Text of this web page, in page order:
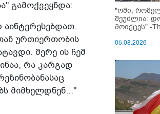
გამოქვეყნდა:
აინტერესებდათ.
ურთიერთობის
მერე ის ჩემ
რა კარგად
მიმხელდნენ..."
"ომი,
შეუძლია:
მოიქცეს" -
05.08.2026